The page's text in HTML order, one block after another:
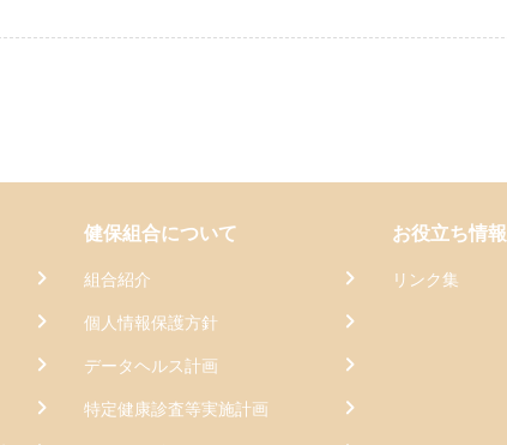
健保組合について
組合紹介
個人情報保護方針
データヘルス計画
特定健康診査等実施計画
お役立ち情報
リンク集